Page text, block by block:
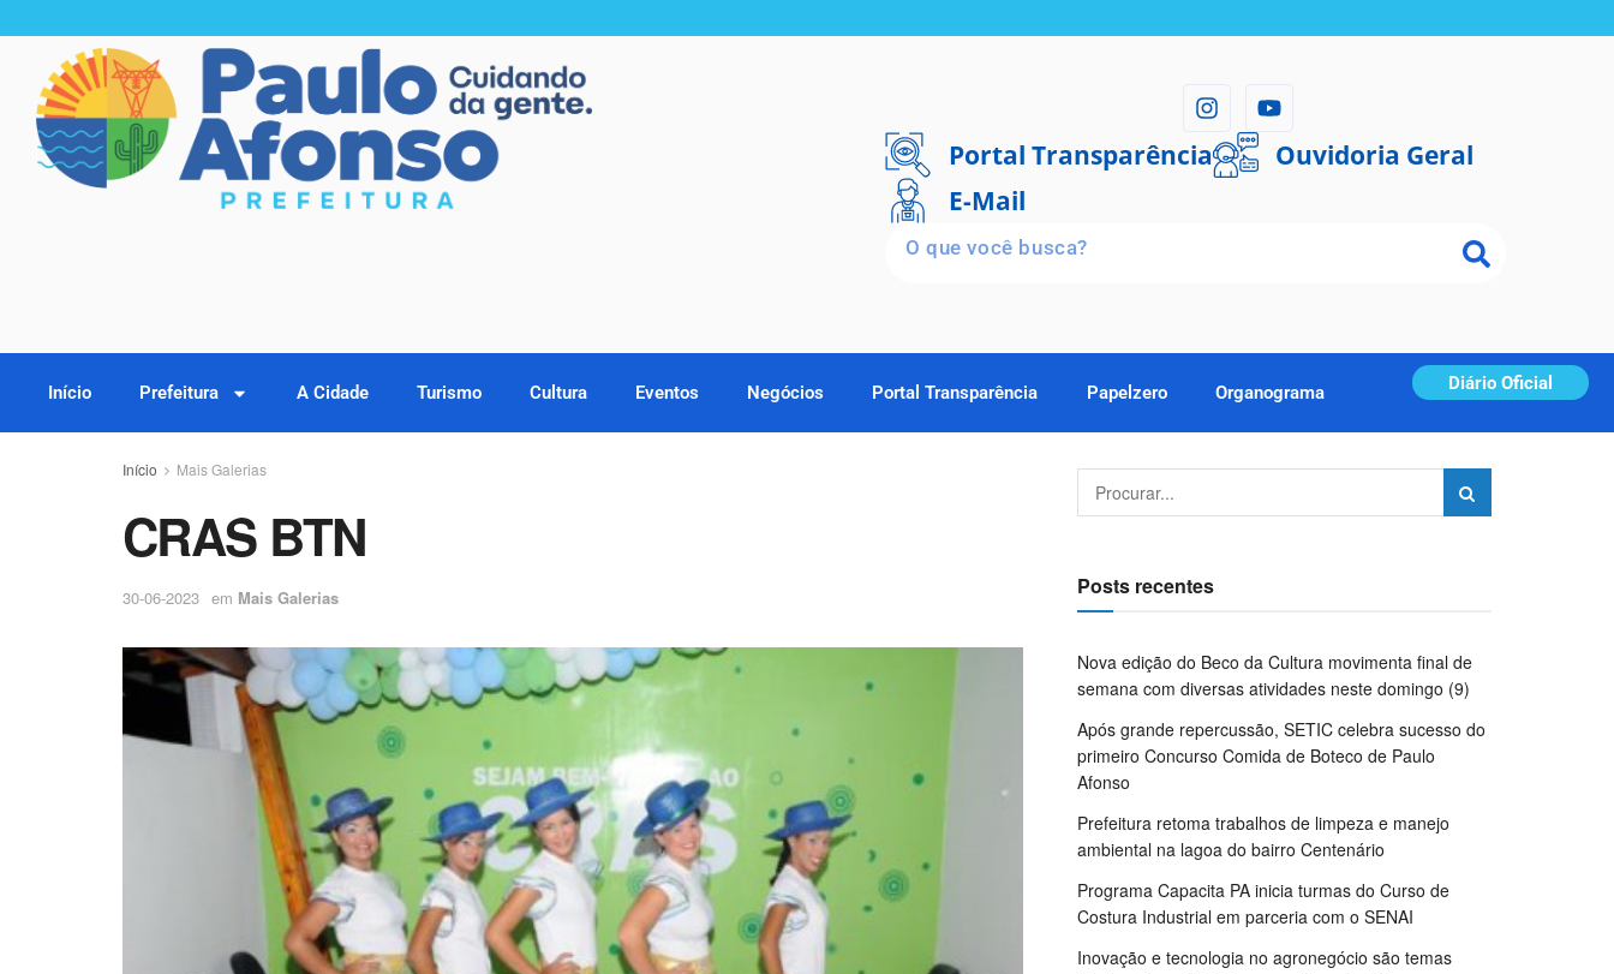
Portal Transparência
Ouvidoria Geral
E-Mail
Início Prefeitura A Cidade Turismo Cultura Eventos Negócios Portal Transparência Papelzero Organograma Diário Oficial
Início Mais Galerias
CRAS BTN
30-06-2023 em Mais Galerias Posts recentes
Nova edição do Beco da Cultura movimenta final de
semana com diversas atividades neste domingo (9)
Após grande repercussão, SETIC celebra sucesso do
primeiro Concurso Comida de Boteco de Paulo
Afonso
Prefeitura retoma trabalhos de limpeza e manejo
ambiental na lagoa do bairro Centenário
Programa Capacita PA inicia turmas do Curso de
Costura Industrial em parceria com o SENAI
Inovação e tecnologia no agronegócio são temas